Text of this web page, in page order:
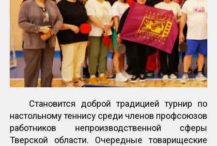
Становится доброй традицией турнир по
настольному теннису среди членов профсоюзов
работников непроизводственной сферы
Тверской области. Очередные товарищеские